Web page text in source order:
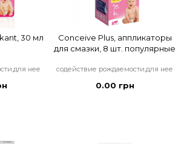
30 мл
нее
Conceive Plus, аппликаторы
для смазки, 8 шт. популярные
содействие рождаемости,для нее
0.00 грн